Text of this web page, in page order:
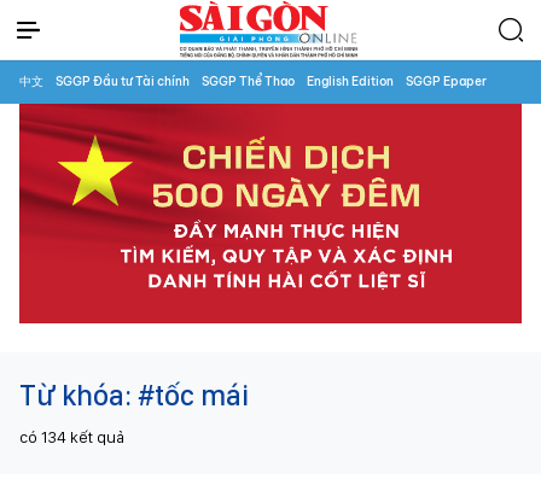
中文 SGGP Đầu tư Tài chính SGGP Thể Thao English Edition SGGP Epaper
Từ khóa: #tốc mái
có 134 kết quả